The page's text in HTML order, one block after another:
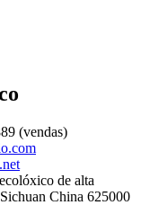
(vendas)
de alta
China 625000